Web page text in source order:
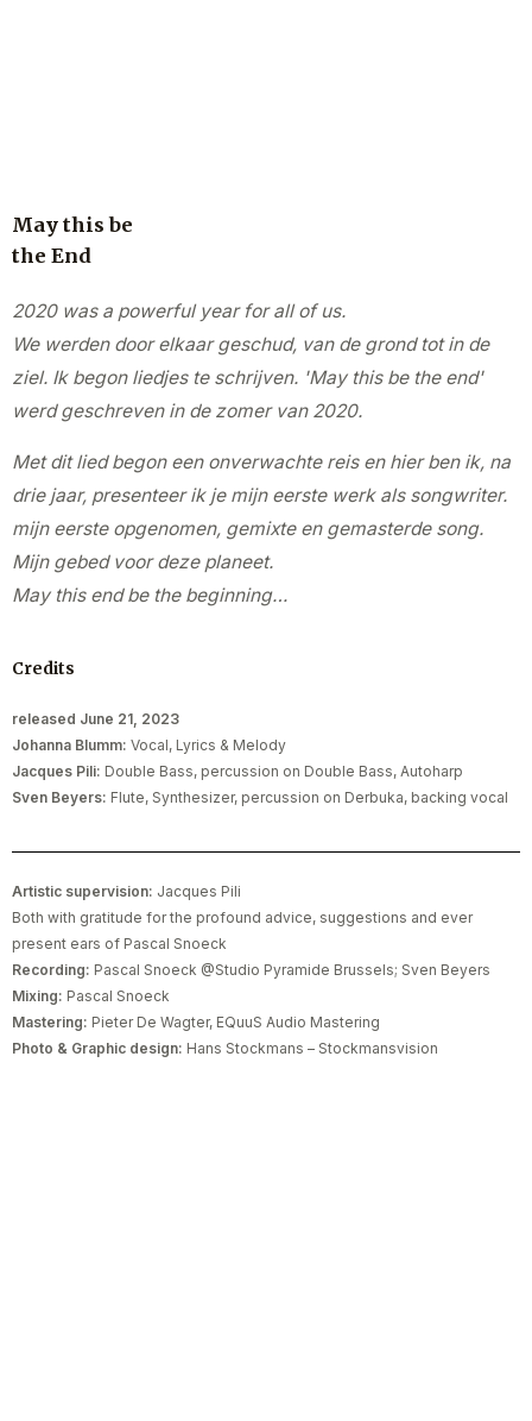
May this be
the End
2020 was a powerful year for all of us.
We werden door elkaar geschud, van de grond tot in de
ziel. Ik begon liedjes te schrijven. 'May this be the end'
werd geschreven in de zomer van 2020.
Met dit lied begon een onverwachte reis en hier ben ik, na
drie jaar, presenteer ik je mijn eerste werk als songwriter.
mijn eerste opgenomen, gemixte en gemasterde song.
Mijn gebed voor deze planeet.
May this end be the beginning…
Credits
released June 21, 2023
Johanna Blumm: Vocal, Lyrics & Melody
Jacques Pili: Double Bass, percussion on Double Bass, Autoharp
Sven Beyers: Flute, Synthesizer, percussion on Derbuka, backing vocal
Artistic supervision: Jacques Pili
Both with gratitude for the profound advice, suggestions and ever
present ears of Pascal Snoeck
Recording: Pascal Snoeck @Studio Pyramide Brussels; Sven Beyers
Mixing: Pascal Snoeck
Mastering: Pieter De Wagter, EQuuS Audio Mastering
Photo & Graphic design: Hans Stockmans – Stockmansvision